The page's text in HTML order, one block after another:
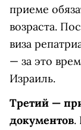
приеме
возраста.
виза
— за это
Израиль.
Третий —
документов.